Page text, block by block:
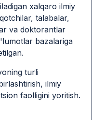
xalqaro ilmiy
talabalar,
va doktorantlar
bazalariga
turli
ilmiy
faolligini yoritish.